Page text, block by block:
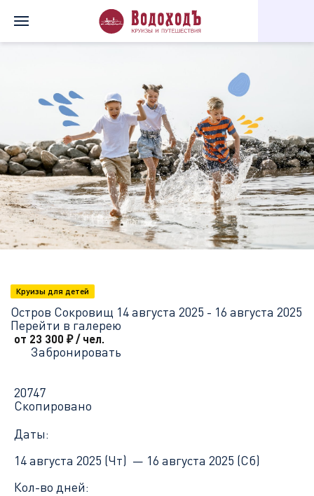
Круизы для детей
Остров Сокровищ 14 августа 2025 - 16 августа 2025
Перейти в галерею
от 23 300 ₽/ чел.
Забронировать
20747
Скопировано
Даты:
14 августа 2025 (Чт) — 16 августа 2025 (Сб)
Кол-во дней: